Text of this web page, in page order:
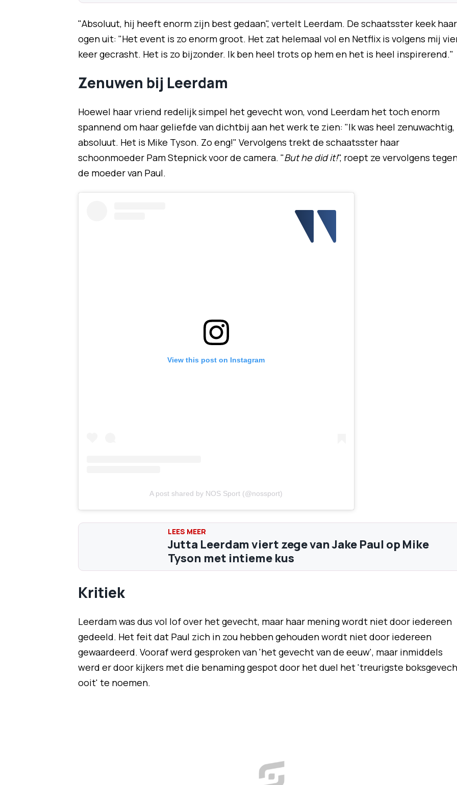
"Absoluut, hij heeft enorm zijn best gedaan", vertelt Leerdam. De schaatsster keek haar
ogen uit: "Het event is zo enorm groot. Het zat helemaal vol en Netflix is volgens mij
keer gecrasht. Het is zo bijzonder. Ik ben heel trots op hem en het is heel inspirerend."
Zenuwen bij Leerdam
Hoewel haar vriend redelijk simpel het gevecht won, vond Leerdam het toch enorm
spannend om haar geliefde van dichtbij aan het werk te zien: "Ik was heel zenuwachtig,
absoluut. Het is Mike Tyson. Zo eng!" Vervolgens trekt de schaatsster haar
schoonmoeder Pam Stepnick voor de camera. "But he did it!", roept ze vervolgens
de moeder van Paul.
View this post on Instagram
A post shared by NOS Sport (@nossport)
Jutta Leerdam viert zege van Jake Paul op Mike
Tyson met intieme kus
Kritiek
Leerdam was dus vol lof over het gevecht, maar haar mening wordt niet door iedereen
gedeeld. Het feit dat Paul zich in zou hebben gehouden wordt niet door iedereen
gewaardeerd. Vooraf werd gesproken van 'het gevecht van de eeuw', maar inmiddels
werd er door kijkers met die benaming gespot door het duel het 'treurigste
ooit' te noemen.